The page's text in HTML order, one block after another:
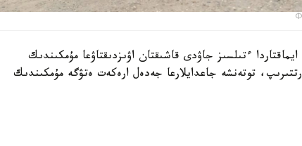
ءتىلسىز جاۋدى قاشىقتان اۋىزدىقتاۋعا مۇمكىندىك
توتەنشە جاعدايلارعا جەدەل ارەكەت ەتۋگە مۇمكىندىك